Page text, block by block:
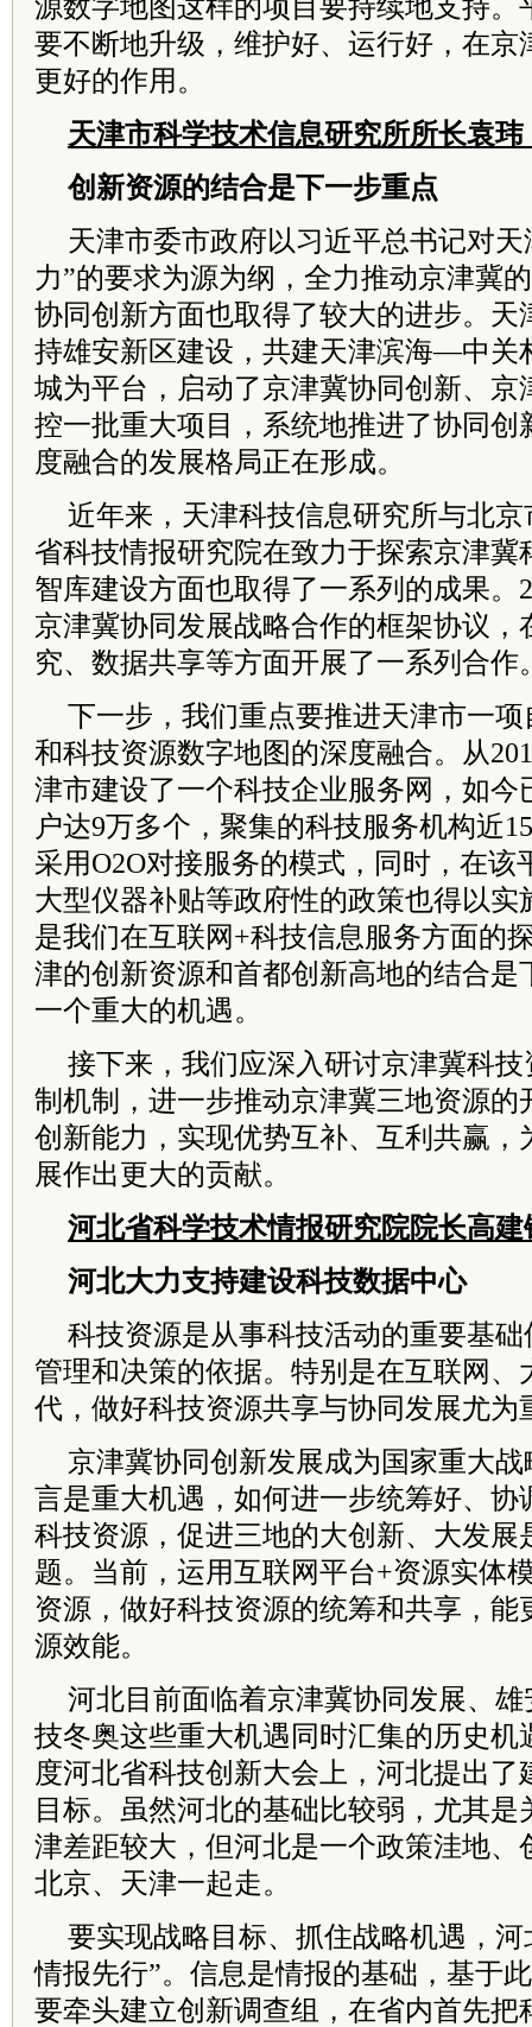
源数字地图这样的项目要持续地支持。
要不断地升级，维护好、运行好，在京
更好的作用。
天津市科学技术信息研究所所长袁玮
创新资源的结合是下一步重点
天津市委市政府以习近平总书记对
力”的要求为源为纲，全力推动京津冀
协同创新方面也取得了较大的进步。天
持雄安新区建设，共建天津滨海—中关
城为平台，启动了京津冀协同创新、京
控一批重大项目，系统地推进了协同创
度融合的发展格局正在形成。
近年来，天津科技信息研究所与北
省科技情报研究院在致力于探索京津冀
智库建设方面也取得了一系列的成果。
京津冀协同发展战略合作的框架协议，
究、数据共享等方面开展了一系列合作
下一步，我们重点要推进天津市一
和科技资源数字地图的深度融合。从
津市建设了一个科技企业服务网，如今
户达9万多个，聚集的科技服务机构近
采用O2O对接服务的模式，同时，在该
大型仪器补贴等政府性的政策也得以实
是我们在互联网+科技信息服务方面的
津的创新资源和首都创新高地的结合是
一个重大的机遇。
接下来，我们应深入研讨京津冀科
制机制，进一步推动京津冀三地资源的
创新能力，实现优势互补、互利共赢，
展作出更大的贡献。
河北省科学技术情报研究院院长高建
河北大力支持建设科技数据中心
科技资源是从事科技活动的重要基
管理和决策的依据。特别是在互联网、
代，做好科技资源共享与协同发展尤为
京津冀协同创新发展成为国家重大
言是重大机遇，如何进一步统筹好、协
科技资源，促进三地的大创新、大发展
题。当前，运用互联网平台+资源实体
资源，做好科技资源的统筹和共享，能
源效能。
河北目前面临着京津冀协同发展、
技冬奥这些重大机遇同时汇集的历史机
度河北省科技创新大会上，河北提出了
目标。虽然河北的基础比较弱，尤其
津差距较大，但河北是一个政策洼地、
北京、天津一起走。
要实现战略目标、抓住战略机遇，
情报先行”。信息是情报的基础，基于
要牵头建立创新调查组，在省内首先把